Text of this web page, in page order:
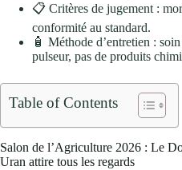
📋 Critères de jugement :
conformité au standard.
🧴 Méthode d’entretien :
pulseur, pas de produits
Table of Contents
Salon de l’Agriculture 2026 : Le
Uran attire tous les regards